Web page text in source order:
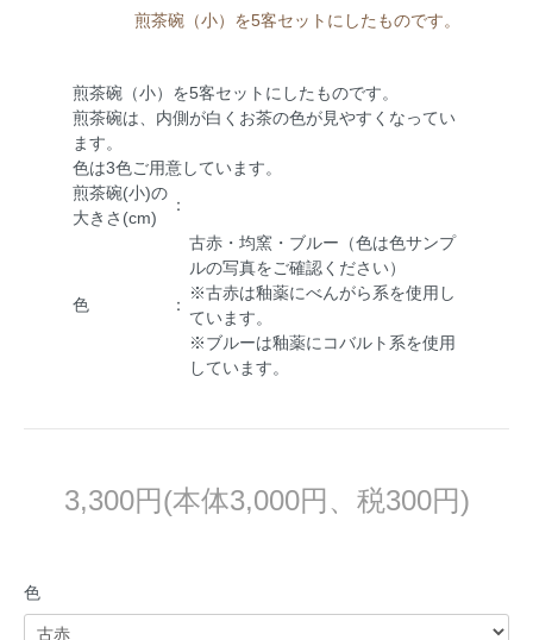
煎茶碗（小）を5客セットにしたものです。
煎茶碗（小）を5客セットにしたものです。
煎茶碗は、内側が白くお茶の色が見やすくなってい
ます。
色は3色ご用意しています。
煎茶碗(小)の
大きさ(cm)
：
色 ：
古赤・均窯・ブルー（色は色サンプ
ルの写真をご確認ください）
※古赤は釉薬にべんがら系を使用し
ています。
※ブルーは釉薬にコバルト系を使用
しています。
3,300円(本体3,000円、税300円)
色